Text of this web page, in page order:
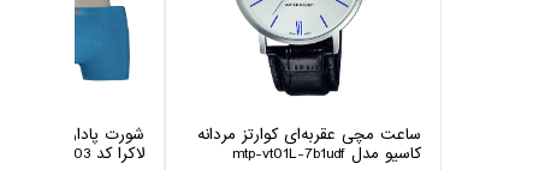
ساعت مچی عقربه‌ای کوارتز مردانه
کاسیو مدل mtp-vt01L-7b1udf
شورت پادار مردانه
لاکرا کد 1003 مجموعه 6 عددی